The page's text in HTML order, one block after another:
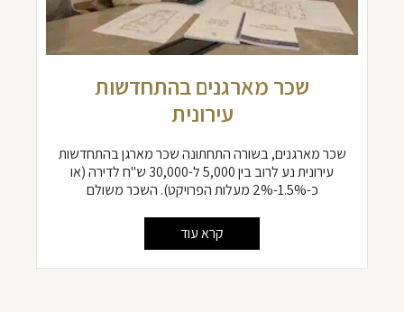
שכר מארגנים בהתחדשות
עירונית
שכר מארגנים, בשורה התחתונה שכר מארגן בהתחדשות
עירונית נע לרוב בין 5,000 ל-30,000 ש"ח לדירה (או
כ-1.5%-2% מעלות הפרויקט). השכר משולם
קרא עוד